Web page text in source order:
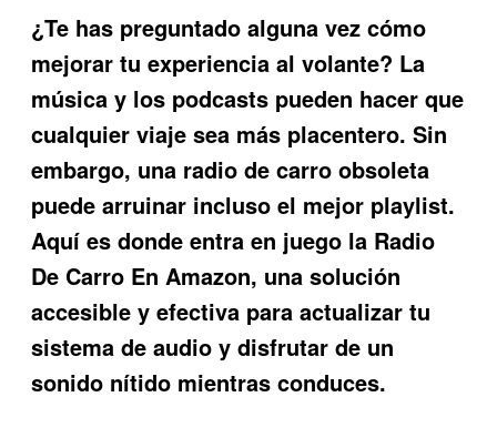
¿Te has preguntado alguna vez cómo
mejorar tu experiencia al volante? La
música y los podcasts pueden hacer que
cualquier viaje sea más placentero. Sin
embargo, una radio de carro obsoleta
puede arruinar incluso el mejor playlist.
Aquí es donde entra en juego la Radio
De Carro En Amazon, una solución
accesible y efectiva para actualizar tu
sistema de audio y disfrutar de un
sonido nítido mientras conduces.